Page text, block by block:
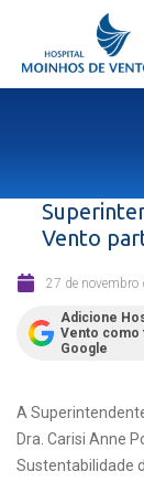
Vento
27 de novembro
Adicione
Vento como
Google
A
Dra. Carisi Anne
Sustentabilidade